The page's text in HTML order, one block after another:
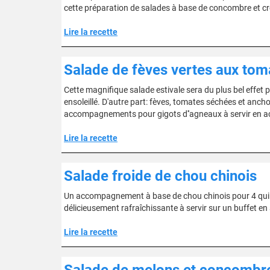
cette préparation de salades à base de concombre et
Lire la recette
Salade de fèves vertes aux
Cette magnifique salade estivale sera du plus bel effet
ensoleillé. D'autre part: fèves, tomates séchées et
accompagnements pour gigots d''agneaux à servir en
Lire la recette
Salade froide de chou chinois
Un accompagnement à base de chou chinois pour 4
délicieusement rafraîchissante à servir sur un buffet
Lire la recette